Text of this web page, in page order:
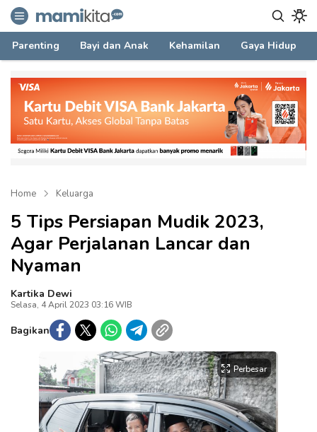
mamikita.com
Informasi Parenting untuk Mami Milenial
Parenting Bayi dan Anak Kehamilan Gaya Hidup
Home Keluarga
5 Tips Persiapan Mudik 2023,
Agar Perjalanan Lancar dan
Nyaman
Kartika Dewi
Selasa, 4 April 2023 03:16 WIB
Bagikan
Perbesar